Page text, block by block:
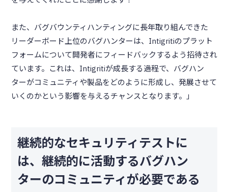
また、バグバウンティハンティングに長年取り組んできた
リーダーボード上位のバグハンターは、Intigritiのプラット
フォームについて開発者にフィードバックするよう招待され
ています。これは、Intigritiが成長する過程で、バグハン
ターがコミュニティや製品をどのように形成し、発展させて
いくのかという影響を与えるチャンスとなります。」
継続的なセキュリティテストに
は、継続的に活動するバグハン
ターのコミュニティが必要である